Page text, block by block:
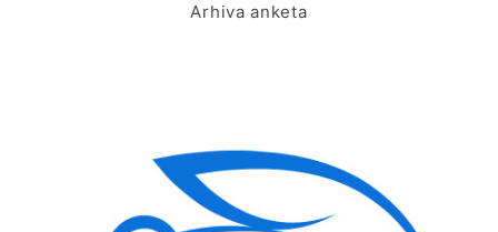
Arhiva anketa